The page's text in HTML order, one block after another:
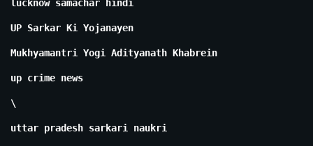
lucknow samachar hindi
UP Sarkar Ki Yojanayen
Mukhyamantri Yogi Adityanath Khabrein
up crime news
\
uttar pradesh sarkari naukri